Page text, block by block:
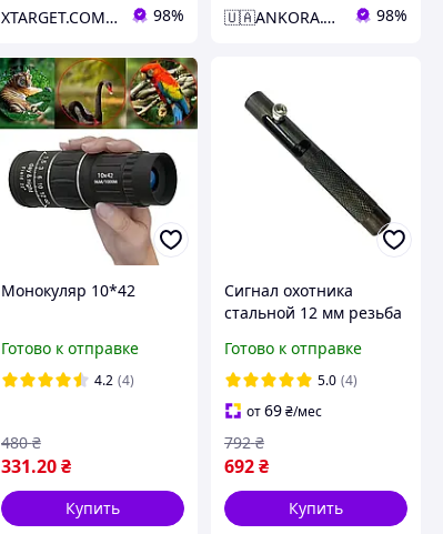
XTARGET.COM.UA 98% 🇺🇦ANKORA.COM.UA🇺🇦 98%
Монокуляр 10*42
Готово к отправке
4.2 (4)
331.20 ₴
480 ₴
Купить
Сигнал охотника
стальной 12 мм резьба
ПУ
Готово к отправке
5.0 (4)
от69₴/мес
692₴
792 ₴
Купить